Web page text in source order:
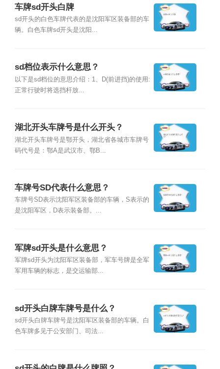
车牌sd开头白牌
sd开头的白色车牌代表的是沈阳军区装备部的车
辆。白色车牌sd开头是沈阳...
sd档位表示什么意思？
以下是sd档位的意思介绍：1、D(前进挡)的使用:
正常行驶时将选挡杆放...
湖北开头车牌号是什么开头？
湖北开头车牌号是鄂开头，湖北省各城市车牌号
码代号是：鄂A是武汉市、鄂B...
车牌号SD代表什么意思？
车牌号SD表示沈阳军区装备部的车辆，S表示的
是沈阳军区，D表示装备部。...
军牌sd开头是什么意思？
军牌sd开头为沈阳军区装备部，军车号牌是全军
军用车辆的标志，是交运输部...
sd开头白牌车牌号是什么？
sd开头白牌车牌号是沈阳军区装备部的车辆。白
色车牌多见于公安部门、司法...